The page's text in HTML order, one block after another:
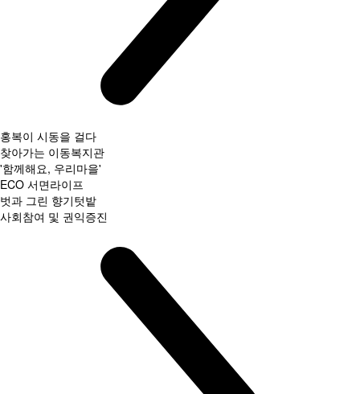
홍복이 시동을 걸다
찾아가는 이동복지관
'함께해요, 우리마을'
ECO 서면라이프
벗과 그린 향기텃밭
사회참여 및 권익증진